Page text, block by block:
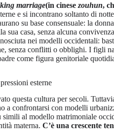
marriage(in cinese zouhun,
e si incontrano soltanto di
su base consensuale: la
sua casa, senza alcuna
nei modelli occidentali:
senza conflitti o obblighi. I figli
come figura genitoriale
esterne
questa cultura per secoli.
a confrontarsi con modelli
al modello matrimoniale
materna. C’è una crescente